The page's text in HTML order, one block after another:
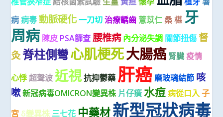
病 病毒 動脈硬化 一刀切 治療齲齒 薏苡仁 桑 椹 牙
周病 陳皮 PSA篩查 腰椎病 內分泌失調 關節扭傷 督
灸脊柱側彎心肌梗死大腸癌 腎臟疫情
心悸 超聲波 近視抗抑鬱藥 肝癌 磨玻璃結節 咳
嗽新冠病毒OMICRON變異株 片仔癀 水痘 病從口入 子
宮 δ變異株 三七花 中藥材新型冠狀病毒